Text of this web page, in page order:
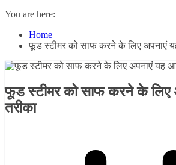
You are here:
Home
फूड स्टीमर को साफ करने के लिए अपनाएं
फूड स्टीमर को साफ करने के लिए
तरीका